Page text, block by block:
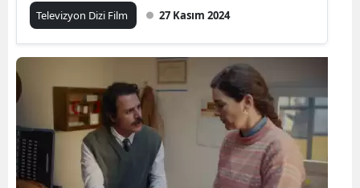
Televizyon Dizi Film 27 Kasım 2024